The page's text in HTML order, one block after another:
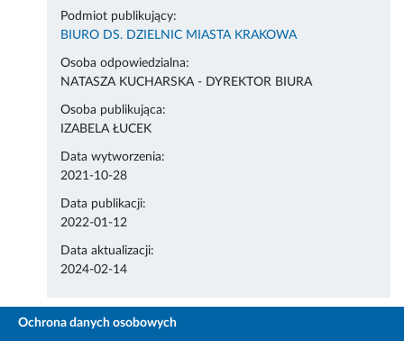
Podmiot publikujący:
BIURO DS. DZIELNIC MIASTA KRAKOWA
Osoba odpowiedzialna:
NATASZA KUCHARSKA - DYREKTOR BIURA
Osoba publikująca:
IZABELA ŁUCEK
Data wytworzenia:
2021-10-28
Data publikacji:
2022-01-12
Data aktualizacji:
2024-02-14
Ochrona danych osobowych